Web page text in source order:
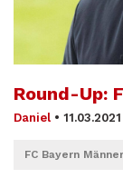
Round-Up:
Daniel • 11.03.2021
FC Bayern Männer